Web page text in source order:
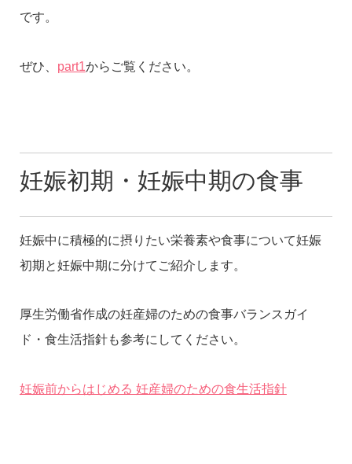
です。
ぜひ、 part1からご覧ください。
妊娠初期・妊娠中期の食事
妊娠中に積極的に摂りたい栄養素や食事について妊娠
初期と妊娠中期に分けてご紹介します。
厚生労働省作成の妊産婦のための食事バランスガイ
ド・食生活指針も参考にしてください。
妊娠前からはじめる 妊産婦のための食生活指針